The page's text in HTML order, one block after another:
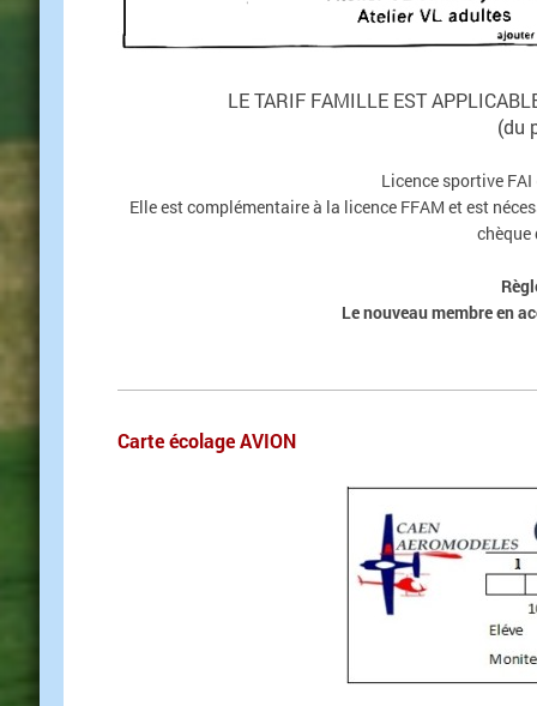
LE TARIF FAMILLE EST
(du
Licence sportive
Elle est complémentaire à la licence FFAM et est
Le nouveau membre en
Carte écolage AVION